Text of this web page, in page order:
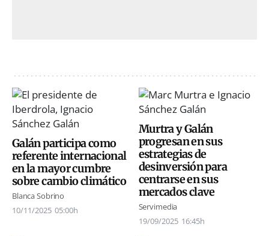
Galán participa como
referente internacional
en la mayor cumbre
sobre cambio climático
Blanca Sobrino
10/11/2025 05:00h
Murtra y Galán
progresan en sus
estrategias de
desinversión para
centrarse en sus
mercados clave
Servimedia
19/09/2025 16:45h